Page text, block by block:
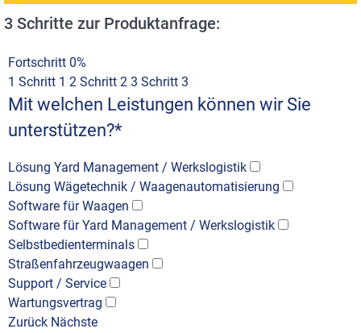
3 Schritte zur Produktanfrage:
Fortschritt 0%
1 Schritt 1 2 Schritt 2 3 Schritt 3
Mit welchen Leistungen können wir Sie
unterstützen?*
Lösung Yard Management / Werkslogistik
Lösung Wägetechnik / Waagenautomatisierung
Software für Waagen
Software für Yard Management / Werkslogistik
Selbstbedienterminals
Straßenfahrzeugwaagen
Support / Service
Wartungsvertrag
Zurück Nächste